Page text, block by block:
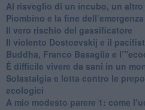
Al risveglio di un incubo, un
​Piombino e la fine dell’emergenza
​Il vero rischio del gassificatore
​Il violento Dostoevskij e il
​Buddha, Franco Basaglia e
​È difficile vivere da sani in un
Solastalgia e lotta contro le
ecologici
​A mio modesto parere 1: come